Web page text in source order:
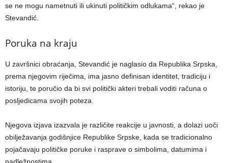
se ne mogu nametnuti ili ukinuti političkim odlukama“, rekao je
Stevandić.
Poruka na kraju
U završnici obraćanja, Stevandić je naglasio da Republika Srpska,
prema njegovim riječima, ima jasno definisan identitet, tradiciju i
istoriju, te poručio da bi svi politički akteri trebali voditi računa o
posljedicama svojih poteza.
Njegova izjava izazvala je različite reakcije u javnosti, a dolazi uoči
obilježavanja godišnjice Republike Srpske, kada se tradicionalno
pojačavaju političke poruke i rasprave o simbolima, datumima i